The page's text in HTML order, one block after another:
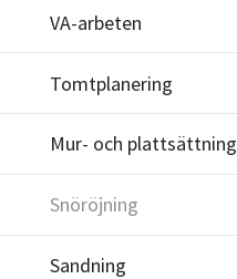
VA-arbeten
Tomtplanering
Mur- och plattsättning
Snöröjning
Sandning